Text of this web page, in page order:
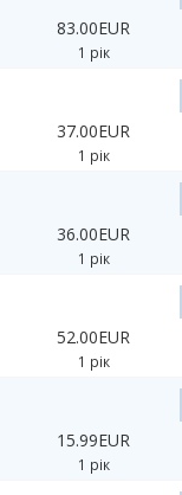
83.00EUR
1 рік
37.00EUR
1 рік
36.00EUR
1 рік
52.00EUR
1 рік
15.99EUR
1 рік